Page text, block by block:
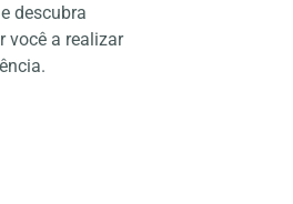
descubra
você a realizar